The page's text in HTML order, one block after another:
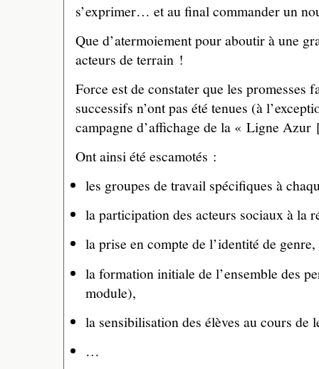
s’exprimer… et au final commander un
Que d’atermoiement pour aboutir à une
acteurs de terrain !
Force est de constater que les promesses
successifs n’ont pas été tenues (à
campagne d’affichage de la « Ligne Azur
Ont ainsi été escamotés :
les groupes de travail spécifiques à
la participation des acteurs sociaux à la
la prise en compte de l’identité de genre,
la formation initiale de l’ensemble des
module),
la sensibilisation des élèves au cours de
…